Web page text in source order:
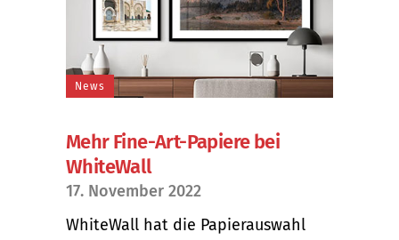
News
Mehr Fine-Art-Papiere bei
WhiteWall
17. November 2022
WhiteWall hat die Papierauswahl